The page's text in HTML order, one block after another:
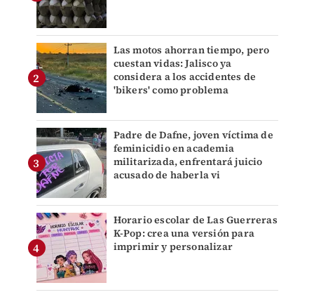
Las motos ahorran tiempo, pero
cuestan vidas: Jalisco ya
considera a los accidentes de
'bikers' como problema
Padre de Dafne, joven víctima de
feminicidio en academia
militarizada, enfrentará juicio
acusado de haberla vi
Horario escolar de Las Guerreras
K-Pop: crea una versión para
imprimir y personalizar